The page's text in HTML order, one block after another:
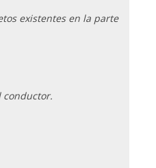
existentes en la parte
conductor.